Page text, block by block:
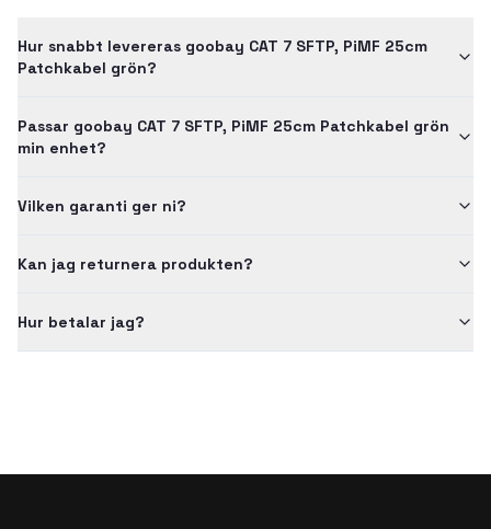
Hur snabbt levereras goobay CAT 7 SFTP, PiMF 25cm
Patchkabel grön?
Passar goobay CAT 7 SFTP, PiMF 25cm Patchkabel grön
min enhet?
Vilken garanti ger ni?
Kan jag returnera produkten?
Hur betalar jag?